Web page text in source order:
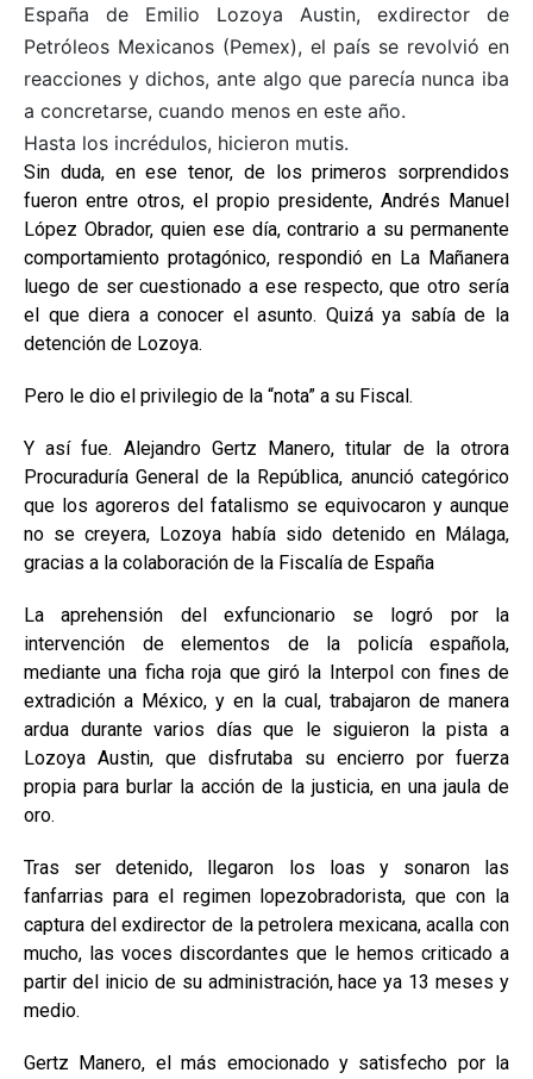
España de Emilio Lozoya Austin, exdirector de
Petróleos Mexicanos (Pemex), el país se revolvió en
reacciones y dichos, ante algo que parecía nunca iba
a concretarse, cuando menos en este año.
Hasta los incrédulos, hicieron mutis.
Sin duda, en ese tenor, de los primeros sorprendidos
fueron entre otros, el propio presidente, Andrés Manuel
López Obrador, quien ese día, contrario a su permanente
comportamiento protagónico, respondió en La Mañanera
luego de ser cuestionado a ese respecto, que otro sería
el que diera a conocer el asunto. Quizá ya sabía de la
detención de Lozoya.
Pero le dio el privilegio de la “nota” a su Fiscal.
Y así fue. Alejandro Gertz Manero, titular de la otrora
Procuraduría General de la República, anunció categórico
que los agoreros del fatalismo se equivocaron y aunque
no se creyera, Lozoya había sido detenido en Málaga,
gracias a la colaboración de la Fiscalía de España
La aprehensión del exfuncionario se logró por la
intervención de elementos de la policía española,
mediante una ficha roja que giró la Interpol con fines de
extradición a México, y en la cual, trabajaron de manera
ardua durante varios días que le siguieron la pista a
Lozoya Austin, que disfrutaba su encierro por fuerza
propia para burlar la acción de la justicia, en una jaula de
oro.
Tras ser detenido, llegaron los loas y sonaron las
fanfarrias para el regimen lopezobradorista, que con la
captura del exdirector de la petrolera mexicana, acalla con
mucho, las voces discordantes que le hemos criticado a
partir del inicio de su administración, hace ya 13 meses y
medio.
Gertz Manero, el más emocionado y satisfecho por la